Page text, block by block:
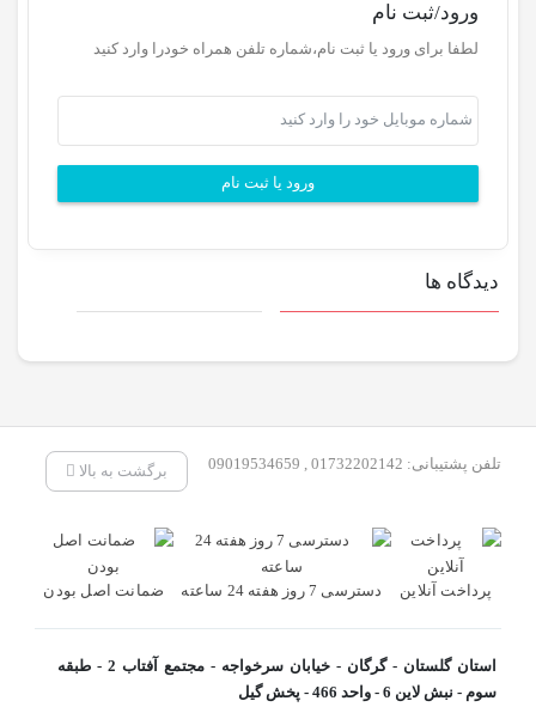
ورود/ثبت نام
لطفا برای ورود یا ثبت نام،شماره تلفن همراه خودرا وارد کنید
ورود یا ثبت نام
دیدگاه ها
تلفن پشتیبانی: 01732202142 , 09019534659 برگشت به بالا
پرداخت آنلاین دسترسی 7 روز هفته 24 ساعته ضمانت اصل بودن
استان گلستان - گرگان - خیابان سرخواجه - مجتمع آفتاب 2 - طبقه
سوم - نبش لاین 6 - واحد 466 - پخش گیل